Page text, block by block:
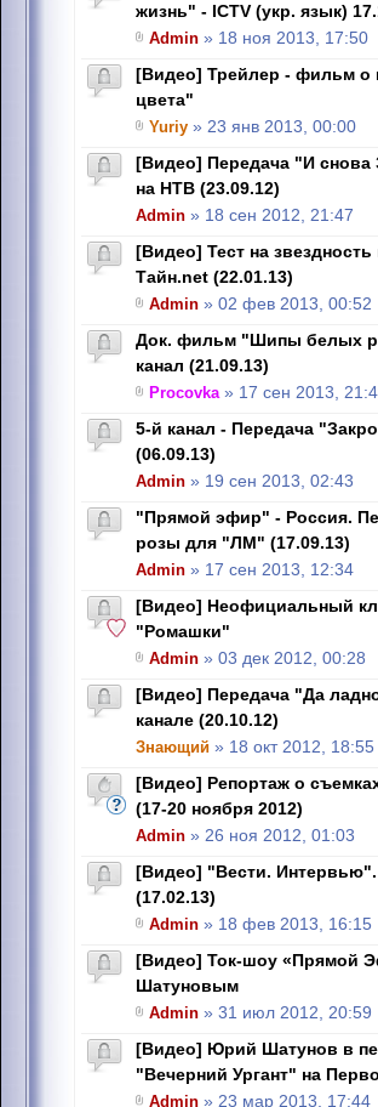
жизнь" - ICTV (укр. язык)
Admin » 18 ноя 2013, 17:50
[Видео] Трейлер - фильм о
цвета"
Yuriy » 23 янв 2013, 00:00
[Видео] Передача "И снова
на НТВ (23.09.12)
Admin » 18 сен 2012, 21:47
[Видео] Тест на звездность
Тайн.net (22.01.13)
Admin » 02 фев 2013, 00:52
Док. фильм "Шипы белых
канал (21.09.13)
Procovka» 17 сен 2013,
5-й канал - Передача
(06.09.13)
Admin » 19 сен 2013, 02:43
"Прямой эфир" - Россия.
розы для "ЛМ" (17.09.13)
Admin » 17 сен 2013, 12:34
[Видео] Неофициальный
"Ромашки"
Admin » 03 дек 2012, 00:28
[Видео] Передача "Да
канале (20.10.12)
Знающий » 18 окт 2012, 18:55
[Видео] Репортаж о
(17-20 ноября 2012)
Admin » 26 ноя 2012, 01:03
[Видео] "Вести.
(17.02.13)
Admin » 18 фев 2013, 16:15
[Видео] Ток-шоу «Прямой
Шатуновым
Admin » 31 июл 2012, 20:59
[Видео] Юрий Шатунов в
"Вечерний Ургант" на
Admin » 23 мар 2013, 17:44